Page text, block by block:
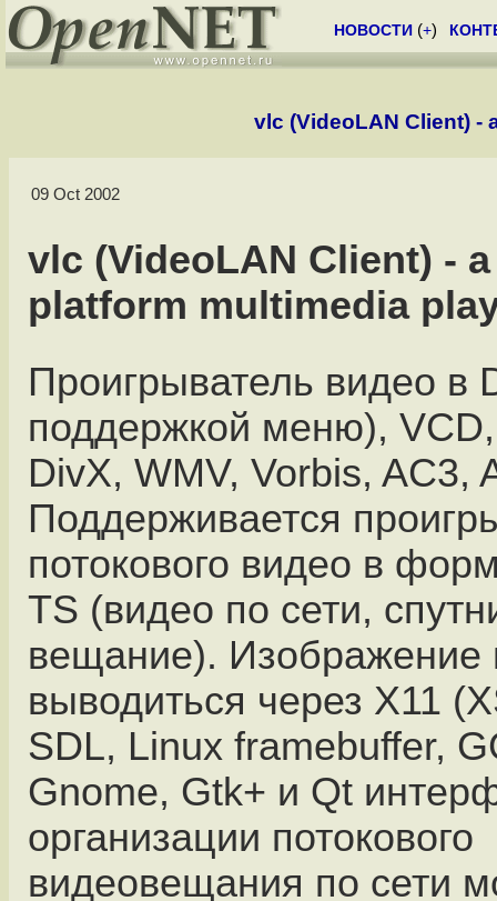
НОВОСТИ (+)
vlc (VideoLAN Client) -
09 Oct 2002
vlc (VideoLAN Client) -
platform multimedia
Проигрыватель видео в
поддержкой меню),
DivX, WMV, Vorbis, AC3,
Поддерживается
потокового видео в
TS (видео по сети,
вещание). Изображение
выводиться через X11
SDL, Linux framebuffer,
Gnome, Gtk+ и Qt
организации потокового
видеовещания по сети